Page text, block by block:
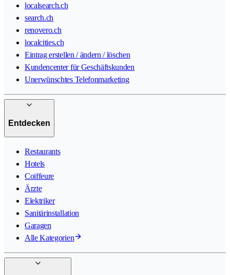
localsearch.ch
search.ch
renovero.ch
localcities.ch
Eintrag erstellen / ändern / löschen
Kundencenter für Geschäftskunden
Unerwünschtes Telefonmarketing
Entdecken
Restaurants
Hotels
Coiffeure
Ärzte
Elektriker
Sanitärinstallation
Garagen
Alle Kategorien